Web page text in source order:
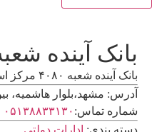
بانک آینده
بانک آینده شعبه ۴۰۸۰ مرکز استان خراسان رضوی
آدرس: مشهد،بلوار هاشمیه،
شماره تماس: ۰۵۱۳۸۸۳۳۱۳۰
دسته بندی: ادارات دولتی